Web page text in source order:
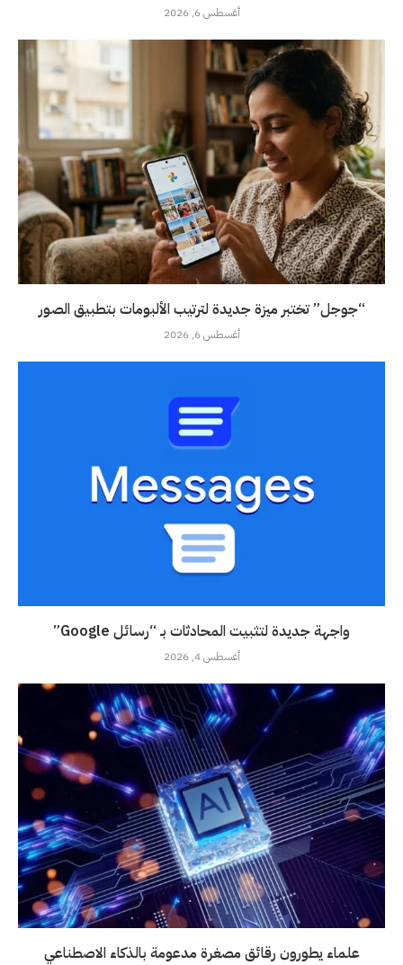
أغسطس 6, 2026
“جوجل” تختبر ميزة جديدة لترتيب الألبومات بتطبيق الصور
أغسطس 6, 2026
واجهة جديدة لتثبيت المحادثات بـ “رسائل Google”
أغسطس 4, 2026
علماء يطورون رقائق مصغرة مدعومة بالذكاء الاصطناعي